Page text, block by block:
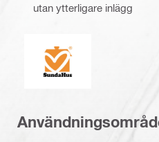
utan ytterligare inlägg
SundaHus